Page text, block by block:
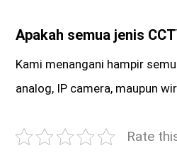
Apakah semua jenis
Kami menangani hampir
analog, IP camera, maupun
Rate